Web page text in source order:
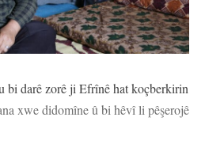
bi darê zorê ji Efrînê hat koçberkirin
xwe didomîne û bi hêvî li pêşerojê